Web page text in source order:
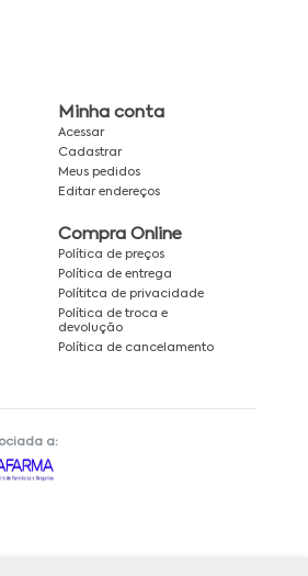
Minha conta
Acessar
Cadastrar
Meus pedidos
Editar endereços
Compra Online
Política de preços
Política de entrega
Polítitca de privacidade
Política de troca e
devolução
Política de cancelamento
a: